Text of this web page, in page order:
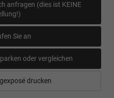
anfragen (dies ist KEINE
Sie an
oder vergleichen
drucken